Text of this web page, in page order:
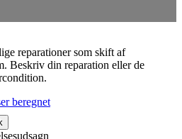
reparationer som skift af
Beskriv din reparation eller de
beregnet